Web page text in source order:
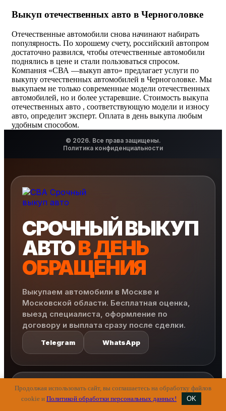
Выкуп отечественных авто в Черноголовке
Отечественные автомобили снова начинают набирать
популярность. По хорошему счету, российский автопром
достаточно развился, чтобы отечественные автомобили
поднялись в цене и стали пользоваться спросом.
Компания «СВА —выкуп авто» предлагает услуги по
выкупу отечественных автомобилей в Черноголовке. Мы
выкупаем не только современные модели отечественных
автомобилей, но и более устаревшие. Стоимость выкупа
отечественных авто , соответствующую модели и износу
авто, определит эксперт. Оплата в день выкупа любым
удобным способом.
© 2026. Все права защищены.
Политика конфиденциальности
СРОЧНЫЙ ВЫКУП
АВТОВ ДЕНЬ
ОБРАЩЕНИЯ
Выкупаем автомобили в Москве и
Московской области. Бесплатная оценка,
выезд специалиста, оформление по
договору и выплата сразу после сделки.
Telegram WhatsApp
МЕНЮСАЙТА
Продолжая использовать сайт, вы соглашаетесь на обработку файлов
cookie иПолитикой обработки персональных данных! OK